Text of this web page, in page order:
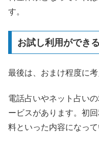
す。
お試し利用ができ
最後は、おまけ程度に考
電話占いやネット占い
ービスがあります。初
料といった内容になっ